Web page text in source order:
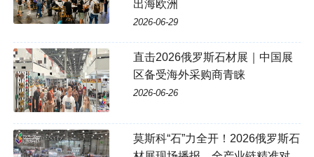
出海欧洲
2026-06-29
直击2026俄罗斯石材展｜中国展
区备受海外采购商青睐
2026-06-26
莫斯科“石”力全开！2026俄罗斯石